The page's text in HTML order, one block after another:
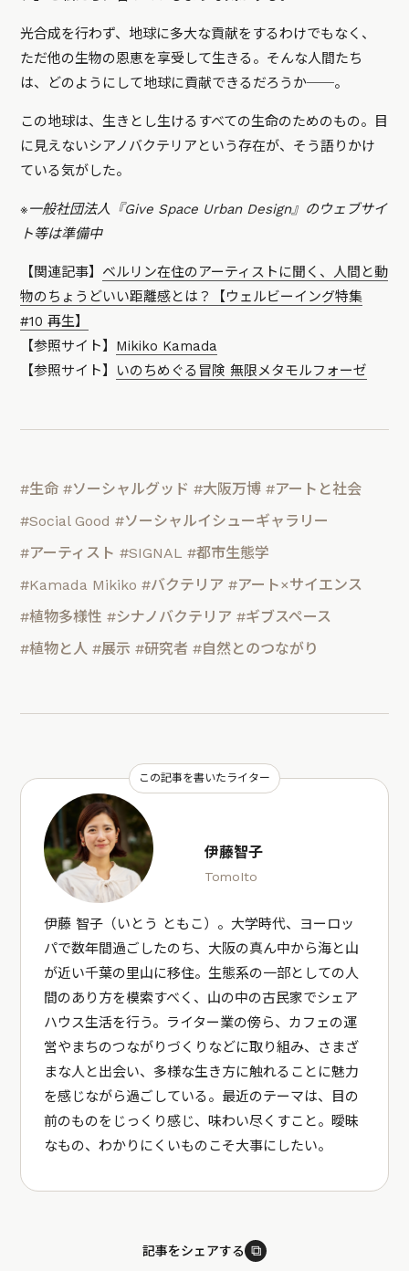
光合成を行わず、地球に多大な貢献をするわけでもなく、
ただ他の生物の恩恵を享受して生きる。そんな人間たち
は、どのようにして地球に貢献できるだろうか──。
この地球は、生きとし生けるすべての生命のためのもの。目
に見えないシアノバクテリアという存在が、そう語りかけ
ている気がした。
※一般社団法人『Give Space Urban Design』のウェブサイ
ト等は準備中
【関連記事】 ベルリン在住のアーティストに聞く、人間と動
物のちょうどいい距離感とは？【ウェルビーイング特集
#10 再生】
【参照サイト】 Mikiko Kamada
【参照サイト】 いのちめぐる冒険 無限メタモルフォーゼ
#生命 #ソーシャルグッド #大阪万博 #アートと社会
#Social Good #ソーシャルイシューギャラリー
#アーティスト #SIGNAL #都市生態学
#Kamada Mikiko #バクテリア #アート×サイエンス
#植物多様性 #シナノバクテリア #ギブスペース
#植物と人 #展示 #研究者 #自然とのつながり
この記事を書いたライター
伊藤智子
TomoIto
伊藤 智子（いとう ともこ）。大学時代、ヨーロッ
パで数年間過ごしたのち、大阪の真ん中から海と山
が近い千葉の里山に移住。生態系の一部としての人
間のあり方を模索すべく、山の中の古民家でシェア
ハウス生活を行う。ライター業の傍ら、カフェの運
営やまちのつながりづくりなどに取り組み、さまざ
まな人と出会い、多様な生き方に触れることに魅力
を感じながら過ごしている。最近のテーマは、目の
前のものをじっくり感じ、味わい尽くすこと。曖昧
なもの、わかりにくいものこそ大事にしたい。
記事をシェアする ⧉